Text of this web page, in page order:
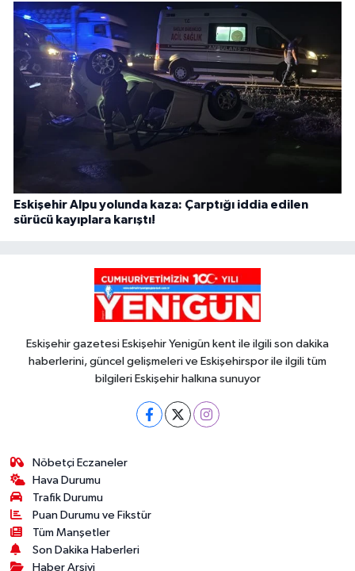
Eskişehir Alpu yolunda kaza: Çarptığı iddia edilen
sürücü kayıplara karıştı!
Eskişehir gazetesi Eskişehir Yenigün kent ile ilgili son dakika
haberlerini, güncel gelişmeleri ve Eskişehirspor ile ilgili tüm
bilgileri Eskişehir halkına sunuyor
Nöbetçi Eczaneler
Hava Durumu
Trafik Durumu
Puan Durumu ve Fikstür
Tüm Manşetler
Son Dakika Haberleri
Haber Arşivi